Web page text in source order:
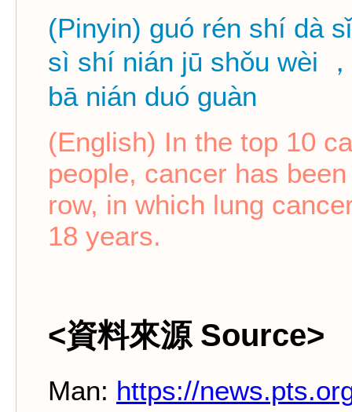
(Pinyin) guó rén shí dà
sì shí nián jū shǒu wèi
bā nián duó guàn
(English) In the top 10
people, cancer has
row, in which lung
18 years.
<資料來源 Source>
Man: https://